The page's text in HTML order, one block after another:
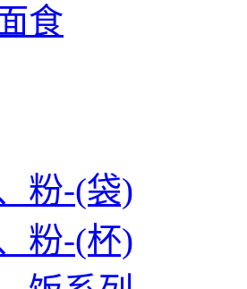
食
粉-(袋)
粉-(杯)